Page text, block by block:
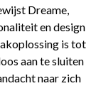
Dreame,
en design
is tot
aan te sluiten
naar zich